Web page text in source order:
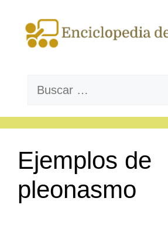
contenido
Buscar:
Ejemplos de
pleonasmo